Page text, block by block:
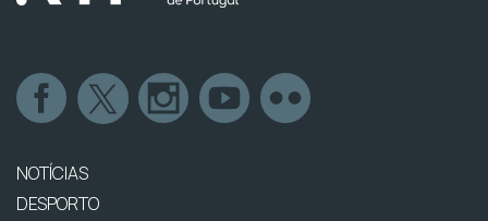
NOTÍCIAS
DESPORTO